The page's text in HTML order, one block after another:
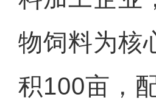
物饲料为核
积100亩，